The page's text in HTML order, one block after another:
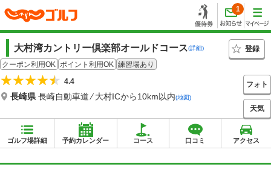
1
大村湾カントリー倶楽部オールドコース(詳細)
登録
クーポン利用OK ポイント利用OK 練習場あり
4.4
長崎県 長崎自動車道 ⁄ 大村ICから10km以内(地図)
フォト
天気
ゴルフ場詳細 予約カレンダー コース 口コミ アクセス